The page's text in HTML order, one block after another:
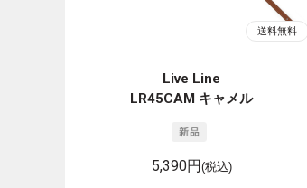
Live Line
LR45CAM キャメル
5,390円(税込)